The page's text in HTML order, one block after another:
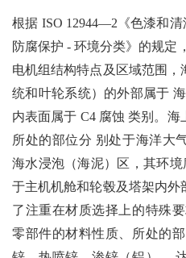
根据 ISO 12944—2《色漆和
防腐保护 - 环境分类》的规定
电机组结构特点及区域范围，
统和叶轮系统）的外部属于
内表面属于 C4 腐蚀 类别。
所处的部位分 别处于海洋大
海水浸泡 （海泥）区，其环
于主机机舱和轮毂及塔架内外
了注重在材质选择上的特殊
零部件的材料性质、所处的